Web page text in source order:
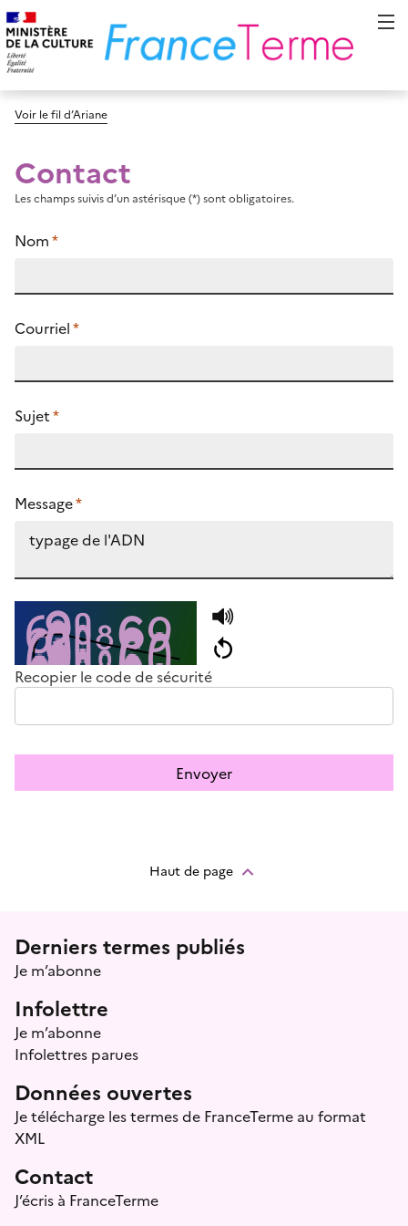
Voir le fil d’Ariane
Contact
Les champs suivis d’un astérisque (*) sont obligatoires.
Nom*
Courriel*
Sujet*
Message*
Recopier le code de sécurité
Envoyer
Haut de page
Menu prefooter
Derniers termes publiés
Je m’abonne
Infolettre
Je m’abonne
Infolettres parues
Données ouvertes
Je télécharge les termes de FranceTerme au format
XML
Contact
J’écris à FranceTerme